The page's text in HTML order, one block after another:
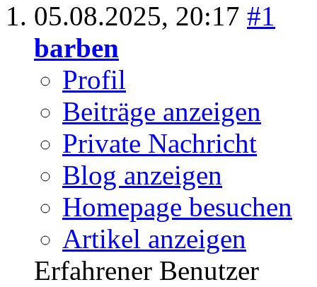
05.08.2025, 20:17 #1
barben
Profil
Beiträge anzeigen
Private Nachricht
Blog anzeigen
Homepage besuchen
Artikel anzeigen
Erfahrener Benutzer